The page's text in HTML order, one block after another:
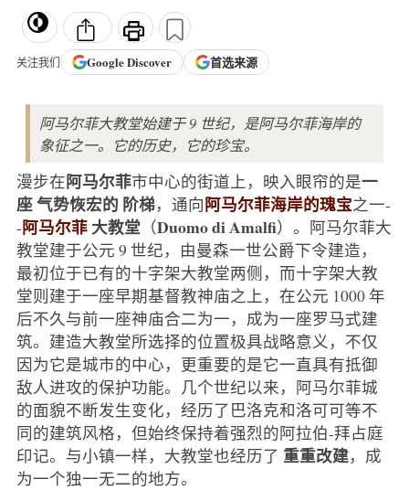
关注我们 GoogleDiscover 首选来源
阿马尔菲大教堂始建于 9 世纪，是阿马尔菲海岸的
象征之一。它的历史，它的珍宝。
漫步在阿马尔菲市中心的街道上，映入眼帘的是一
座气势恢宏的 阶梯，通向阿马尔菲海岸的瑰宝之一-
-阿马尔菲大教堂 （Duomo di Amalfi）。阿马尔菲大
教堂建于公元 9 世纪，由曼森一世公爵下令建造，
最初位于已有的十字架大教堂两侧，而十字架大教
堂则建于一座早期基督教神庙之上，在公元 1000 年
后不久与前一座神庙合二为一，成为一座罗马式建
筑。建造大教堂所选择的位置极具战略意义，不仅
因为它是城市的中心，更重要的是它一直具有抵御
敌人进攻的保护功能。几个世纪以来，阿马尔菲城
的面貌不断发生变化，经历了巴洛克和洛可可等不
同的建筑风格，但始终保持着强烈的阿拉伯-拜占庭
印记。与小镇一样，大教堂也经历了 重重改建，成
为一个独一无二的地方。